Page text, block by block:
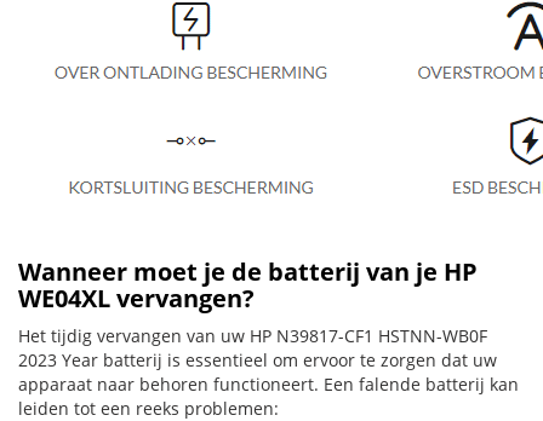
Wanneer moet je de batterij van je HP
WE04XL vervangen?
Het tijdig vervangen van uw HP N39817-CF1 HSTNN-WB0F
2023 Year batterij is essentieel om ervoor te zorgen dat uw
apparaat naar behoren functioneert. Een falende batterij kan
leiden tot een reeks problemen: